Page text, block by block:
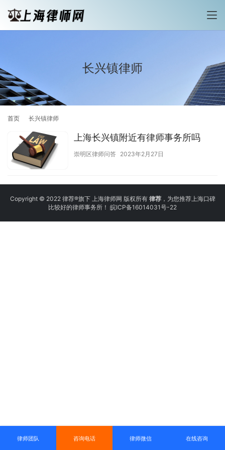
长兴镇律师
首页 长兴镇律师
上海长兴镇附近有律师事务所吗
崇明区律师问答 2023年2月27日
Copyright © 2022 律荐®旗下 上海律师网 版权所有 律荐，为您推荐上海口碑
比较好的律师事务所！ 皖ICP备16014031号-22
律师团队 咨询电话 律师微信 在线咨询